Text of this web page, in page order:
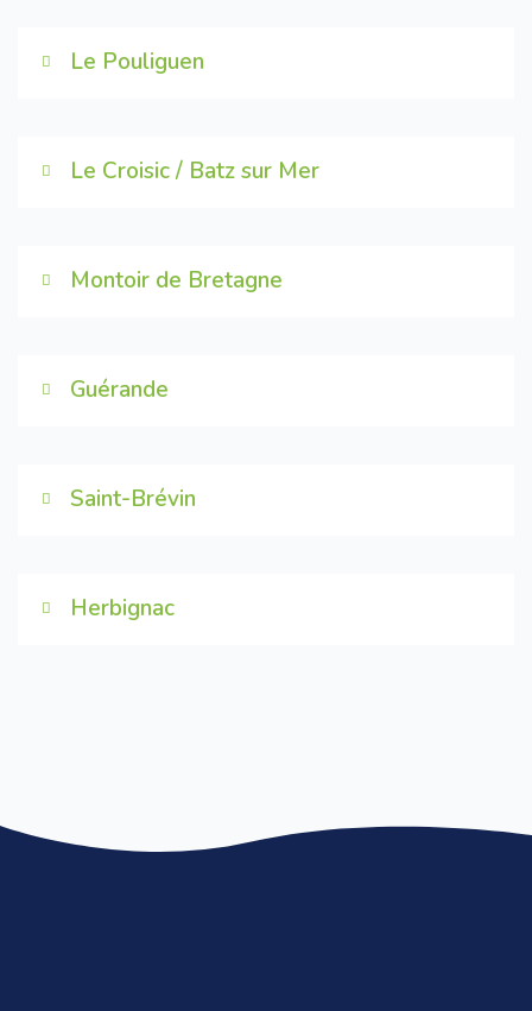
Le Pouliguen
Le Croisic / Batz sur Mer
Montoir de Bretagne
Guérande
Saint-Brévin
Herbignac